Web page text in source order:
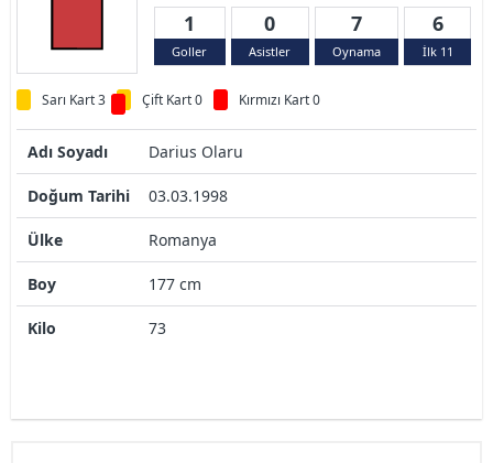
1
Goller
0
Asistler
7
Oynama
6
İlk 11
Sarı Kart 3 Çift Kart 0 Kırmızı Kart 0
Adı Soyadı Darius Olaru
Doğum Tarihi 03.03.1998
Ülke Romanya
Boy 177 cm
Kilo 73